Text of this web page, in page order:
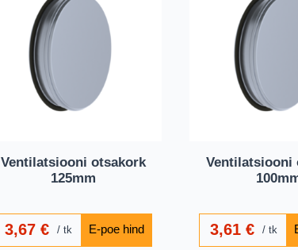
Ventilatsiooni otsakork
125mm
3,67€ tk
Ventilatsiooni
3,61€ tk